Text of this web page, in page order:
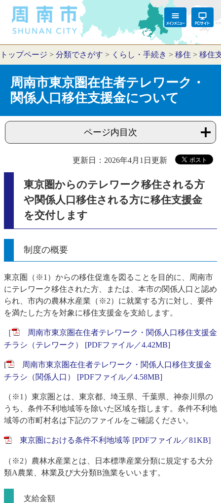
トップページ > 分類でさがす > くらし・手続き > 移住 > 移住
周南市東京圏在住者テレワーク・
関係人口移住支援金について
ページ内目次
更新日：2026年4月1日更新
東京圏からのテレワーク移住される方
や関係人口移住される方に移住支援金
を交付します
制度の概要
東京圏（※1）からの移住促進を図ることを目的に、周南市
にテレワーク移住された方、または、本市の関係人口と認め
られ、市内の農林水産業（※2）に就業する方に対し、要件
を満たした方を対象に移住支援金を支給します。
［
周南市東京圏在住者テレワーク・関係人口移住支援金
チラシ（テレワーク） [PDFファイル／4.42MB]
[
周南市東京圏在住者テレワーク・関係人口移住支援金
チラシ（関係人口） [PDFファイル／4.58MB]
（※1）東京圏とは、東京都、​埼玉県、千葉県、神奈川県の
うち、条件不利地域等を除いた区域を指します。条件不利地
域等の市町村名は下記のファイルをご確認ください。
東京圏における条件不利地域等 [PDFファイル／81KB]
（※2）農林水産業とは、日本標準産業分類に規定する大分
類A農業、林業及び大分類B漁業をいいます。
支給金額